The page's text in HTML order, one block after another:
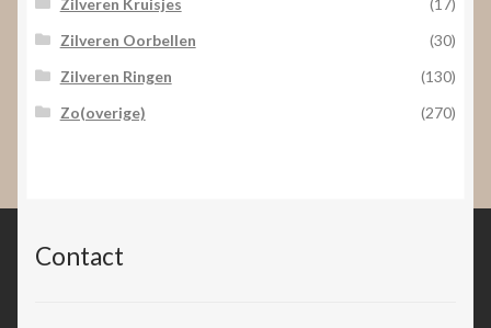
Zilveren Kruisjes
(17)
Zilveren Oorbellen
(30)
Zilveren Ringen
(130)
Zo(overige)
(270)
Contact